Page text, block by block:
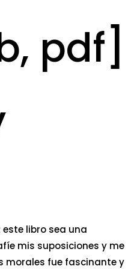
pdf]
libro sea una
mis suposiciones y me
morales fue fascinante y